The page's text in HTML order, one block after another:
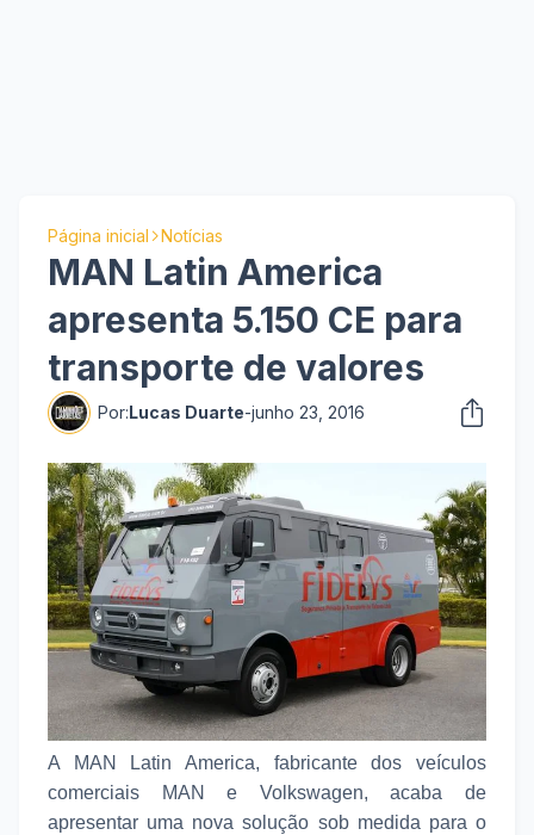
Página inicial Notícias
MAN Latin America
apresenta 5.150 CE para
transporte de valores
Por:Lucas Duarte-junho 23, 2016
A MAN Latin America, fabricante dos veículos
comerciais MAN e Volkswagen, acaba de
apresentar uma nova solução sob medida para o